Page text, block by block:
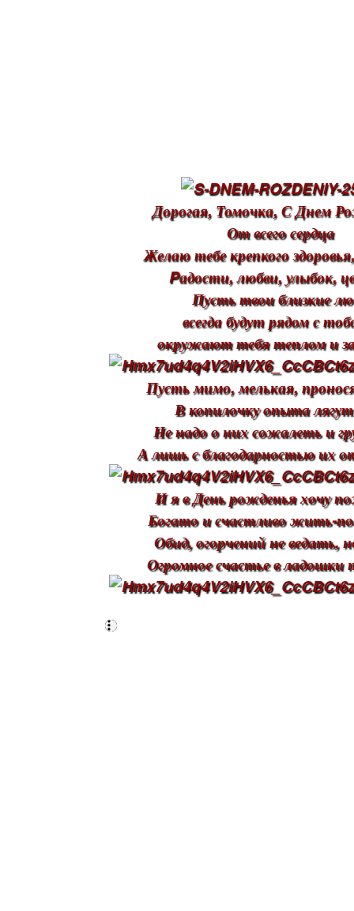
Дорогая, Томочка, С Днем
От всего сердца
Желаю тебе крепкого
Pадости, любви, улыбок,
Пусть твои близкие
всегда будут рядом с
окружают тебя теплом и
Пусть мимо, мелькая,
В копилочку опыта
Не надо о них сожалеть и
А лишь с благодарностью их
И я в День рожденья хочу
Богато и счастливо жить-
Обид, огорчений не ведать,
Огромное счастье в ладошки